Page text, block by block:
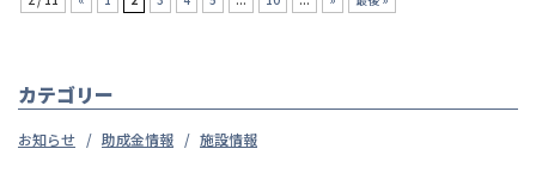
カテゴリー
お知らせ 助成金情報 施設情報